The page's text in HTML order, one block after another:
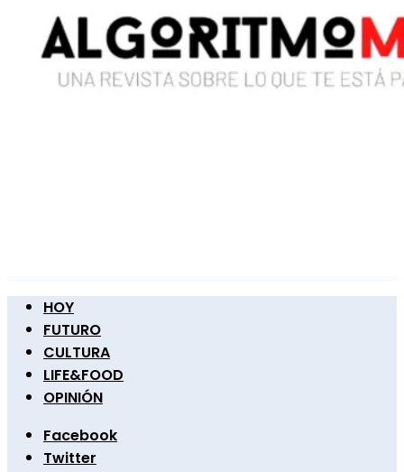
HOY
FUTURO
CULTURA
LIFE&FOOD
OPINIÓN
Facebook
Twitter